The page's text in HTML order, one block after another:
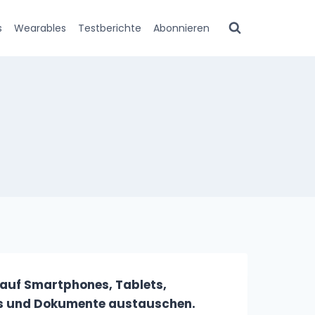
Wearables Testberichte Abonnieren
Smartphones, Tablets,
und Dokumente austauschen.